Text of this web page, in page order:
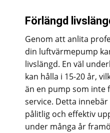
Förlängd
Genom att anlita
din luftvärmepump
livslängd. En väl
kan hålla i 15-20 år,
än en pump som inte
service. Detta
pålitlig och effektiv
under många år